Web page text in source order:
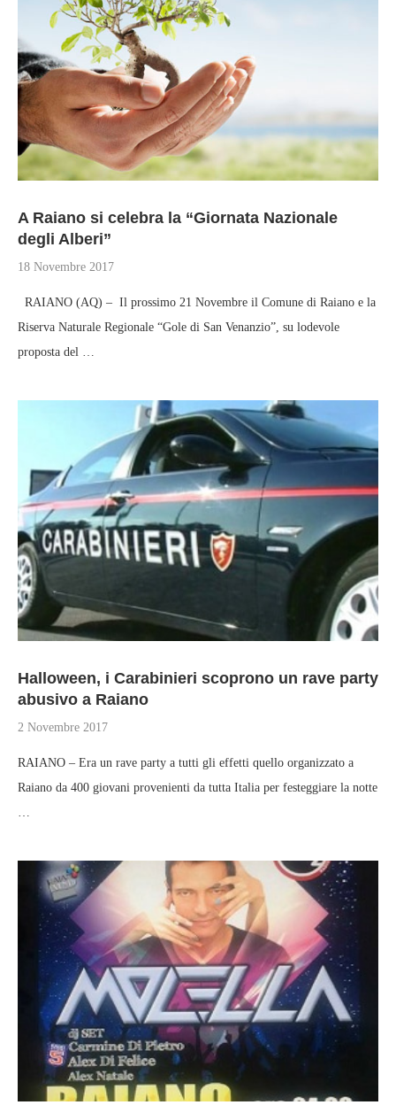
A Raiano si celebra la “Giornata Nazionale
degli Alberi”
18 Novembre 2017
RAIANO (AQ) – Il prossimo 21 Novembre il Comune di Raiano e la
Riserva Naturale Regionale “Gole di San Venanzio”, su lodevole
proposta del …
Halloween, i Carabinieri scoprono un rave party
abusivo a Raiano
2 Novembre 2017
RAIANO – Era un rave party a tutti gli effetti quello organizzato a
Raiano da 400 giovani provenienti da tutta Italia per festeggiare la notte
…